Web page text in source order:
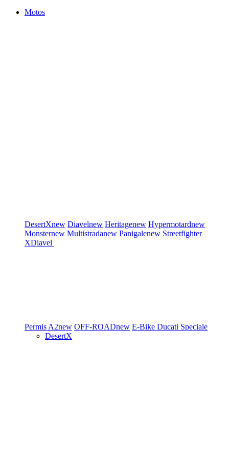
Motos
DesertXnew Diavelnew Heritagenew Hypermotardnew
Monsternew Multistradanew Panigalenew Streetfighter
XDiavel
Permis A2new OFF-ROADnew E-Bike Ducati Speciale
DesertX